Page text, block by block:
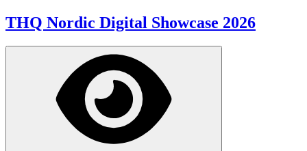
THQ Nordic Digital Showcase 2026